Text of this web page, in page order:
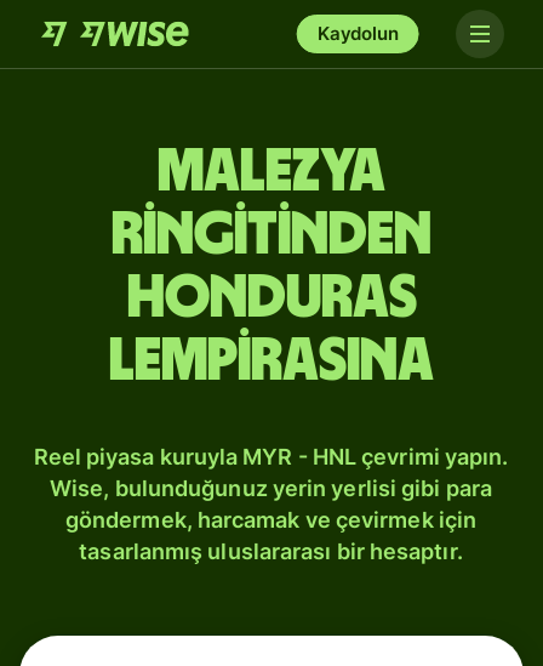
Kaydolun
Malezya
ringitinden
Honduras
lempirasına
Reel piyasa kuruyla MYR - HNL çevrimi yapın.
Wise, bulunduğunuz yerin yerlisi gibi para
göndermek, harcamak ve çevirmek için
tasarlanmış uluslararası bir hesaptır.